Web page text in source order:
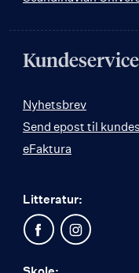
Kundeservice
Nyhetsbrev
Send epost til
eFaktura
Litteratur: